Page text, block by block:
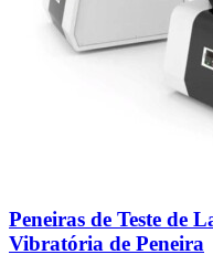
Peneiras de Teste de
Vibratória de Peneira